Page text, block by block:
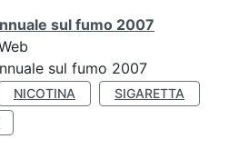
sul fumo 2007
sul fumo 2007
NICOTINA
SIGARETTA